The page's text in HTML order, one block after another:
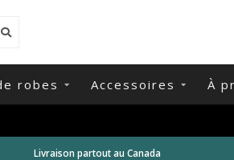
robes Accessoires À
Livraison partout au Canada